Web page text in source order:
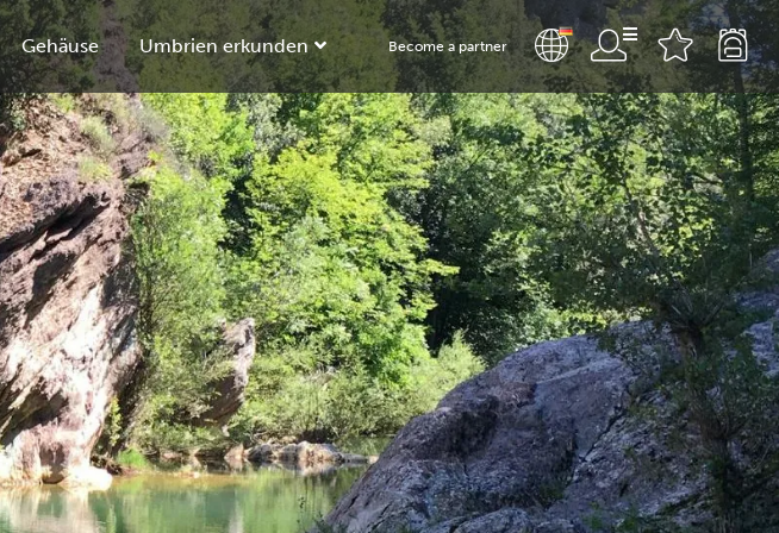
Gehäuse Umbrien erkunden Become a partner